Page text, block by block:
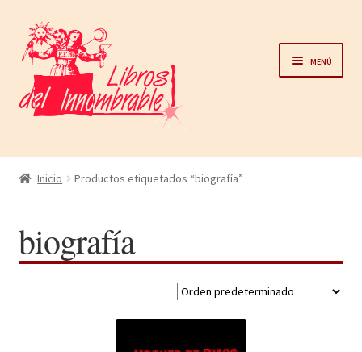
navegación
al
contenido
Menú
Home
Noticias
Inicio Productos etiquetados “biografía”
biografía